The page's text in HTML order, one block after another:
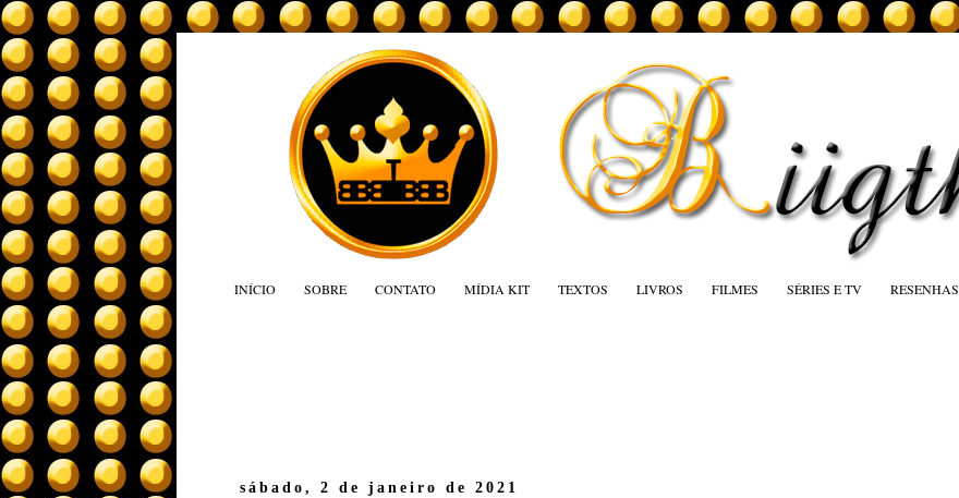
INÍCIO SOBRE CONTATO MÍDIA KIT TEXTOS LIVROS FILMES SÉRIES E TV RESENHAS
sábado, 2 de janeiro de 2021